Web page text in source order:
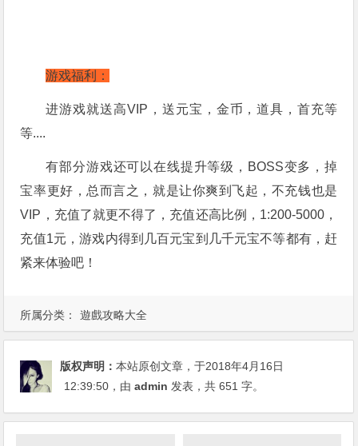
所属分类： 遊戲攻略大全
游戏福利：
进游戏就送高VIP，送元宝，金币，道具，首充等
等....
有部分游戏还可以在线提升等级，BOSS变多，掉
宝率更好，总而言之，就是让你爽到飞起，不充钱也是
VIP，充值了就更不得了，充值还高比例，1:200-5000，
充值1元，游戏内得到几百元宝到几千元宝不等都有，赶
紧来体验吧！
版权声明：本站原创文章，于2018年4月16日
12:39:50 ，由admin 发表，共 651 字。